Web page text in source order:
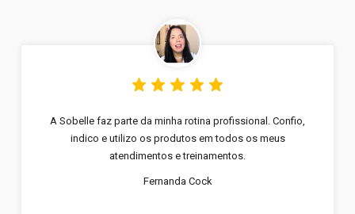
A Sobelle faz parte da minha rotina profissional. Confio,
indico e utilizo os produtos em todos os meus
atendimentos e treinamentos.
Fernanda Cock